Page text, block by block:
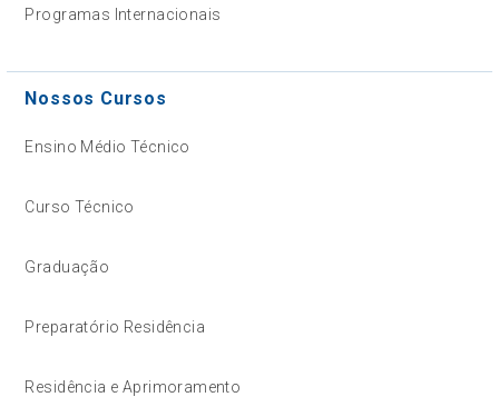
Programas Internacionais
Nossos Cursos
Ensino Médio Técnico
Curso Técnico
Graduação
Preparatório Residência
Residência e Aprimoramento